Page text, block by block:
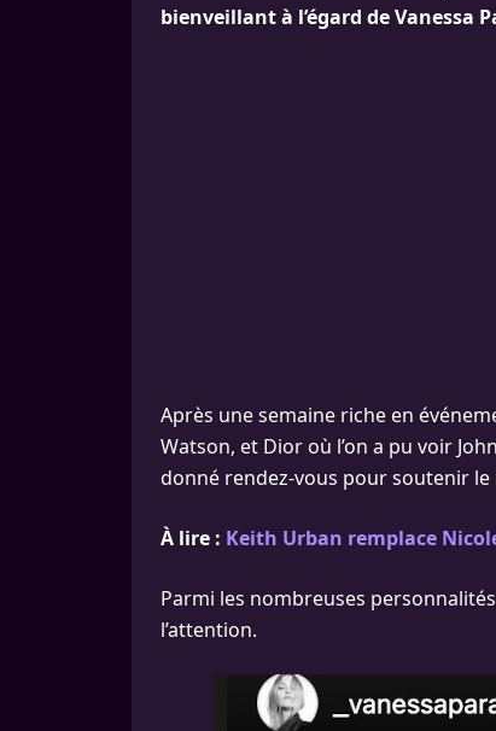
bienveillant à l’égard de Vanessa
Après une semaine riche en
Watson, et Dior où l’on a pu voir
donné rendez-vous pour soutenir
À lire : Keith Urban remplace
Parmi les nombreuses
l’attention.